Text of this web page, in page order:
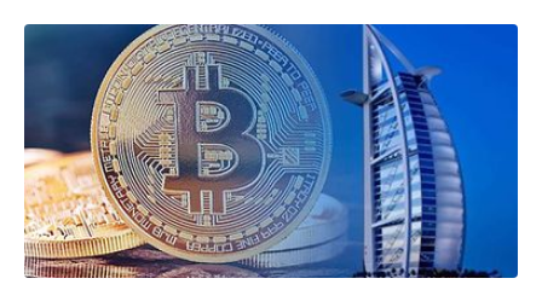
06.10.2024